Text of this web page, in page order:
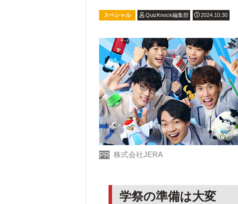
スペシャル QuizKnock編集部 2024.10.30
PR 株式会社JERA
学祭の準備は大変